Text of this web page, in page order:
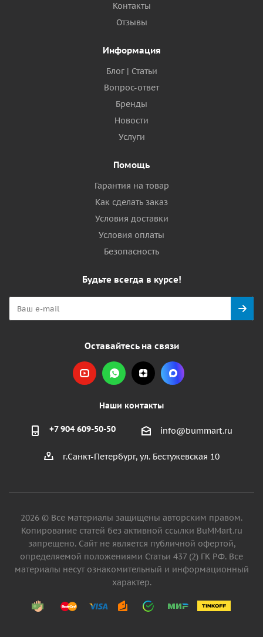
Контакты
Отзывы
Информация
Блог | Статьи
Вопрос-ответ
Бренды
Новости
Услуги
Помощь
Гарантия на товар
Как сделать заказ
Условия доставки
Условия оплаты
Безопасность
Будьте всегда в курсе!
Оставайтесь на связи
Наши контакты
+7 904 609-50-50 info@bummart.ru
г.Санкт-Петербург, ул. Бестужевская 10
2026 © Все материалы защищены авторским правом.
Копирование статей без активной ссылки BuMMart.ru
запрещено. Сайт не является публичной офертой,
определяемой положениями Статьи 437 (2) ГК РФ. Все
материалы несут ознакомительный и информационный
характер.